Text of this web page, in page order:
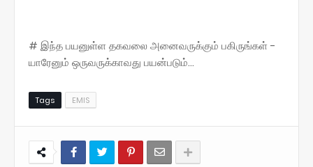
# இந்த பயனுள்ள தகவலை அனைவருக்கும் பகிருங்கள் -
யாரேனும் ஒருவருக்காவது பயன்படும்...
Tags EMIS